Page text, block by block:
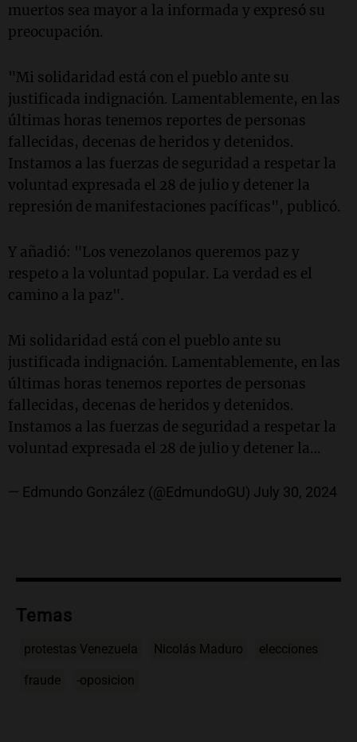
muertos sea mayor a la informada y expresó su
preocupación.
"Mi solidaridad está con el pueblo ante su
justificada indignación. Lamentablemente, en las
últimas horas tenemos reportes de personas
fallecidas, decenas de heridos y detenidos.
Instamos a las fuerzas de seguridad a respetar la
voluntad expresada el 28 de julio y detener la
represión de manifestaciones pacíficas", publicó.
Y añadió: "Los venezolanos queremos paz y
respeto a la voluntad popular. La verdad es el
camino a la paz".
Mi solidaridad está con el pueblo ante su
justificada indignación. Lamentablemente, en las
últimas horas tenemos reportes de personas
fallecidas, decenas de heridos y detenidos.
Instamos a las fuerzas de seguridad a respetar la
voluntad expresada el 28 de julio y detener la…
— Edmundo González (@EdmundoGU) July 30, 2024
Temas
protestas Venezuela Nicolás Maduro elecciones
fraude -oposicion